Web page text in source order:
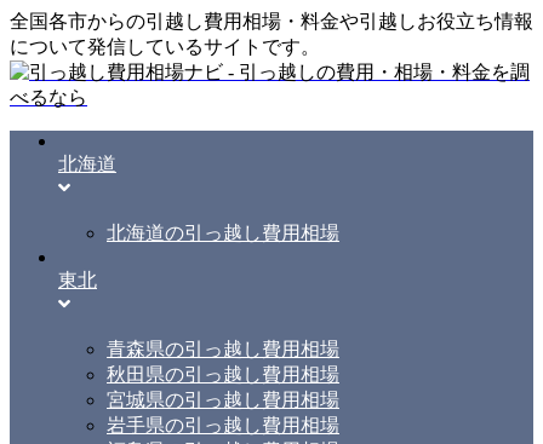
全国各市からの引越し費用相場・料金や引越しお役立ち情報
について発信しているサイトです。
北海道
北海道の引っ越し費用相場
東北
青森県の引っ越し費用相場
秋田県の引っ越し費用相場
宮城県の引っ越し費用相場
岩手県の引っ越し費用相場